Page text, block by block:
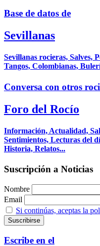
Base de datos de
Sevillanas
Sevillanas rocieras, Salves,
Tangos, Colombianas,
Conversa con otros
Foro del Rocío
Información, Actualidad,
Sentimientos, Lecturas del
Historia, Relatos...
Suscripción a Noticias
Nombre
Email
Si continúas, aceptas la
Escribe en el